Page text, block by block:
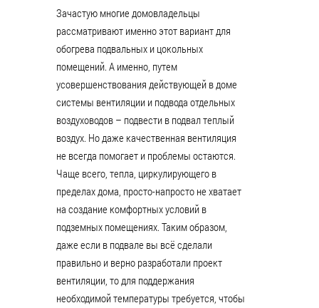
Зачастую многие домовладельцы
рассматривают именно этот вариант для
обогрева подвальных и цокольных
помещений. А именно, путем
усовершенствования действующей в доме
системы вентиляции и подвода отдельных
воздуховодов – подвести в подвал теплый
воздух. Но даже качественная вентиляция
не всегда помогает и проблемы остаются.
Чаще всего, тепла, циркулирующего в
пределах дома, просто-напросто не хватает
на создание комфортных условий в
подземных помещениях. Таким образом,
даже если в подвале вы всё сделали
правильно и верно разработали проект
вентиляции, то для поддержания
необходимой температуры требуется, чтобы